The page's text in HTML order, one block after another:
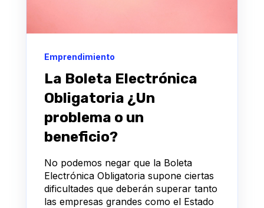
Emprendimiento
La Boleta Electrónica
Obligatoria ¿Un
problema o un
beneficio?
No podemos negar que la Boleta
Electrónica Obligatoria supone ciertas
dificultades que deberán superar tanto
las empresas grandes como el Estado